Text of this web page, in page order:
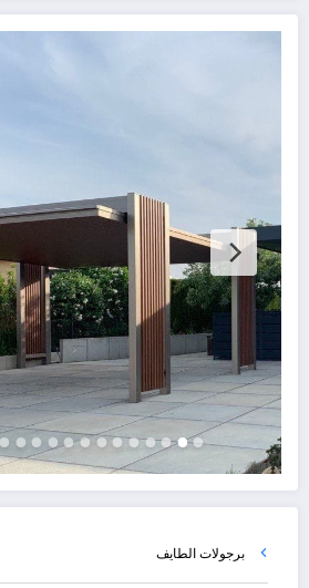
برجولات الطايف